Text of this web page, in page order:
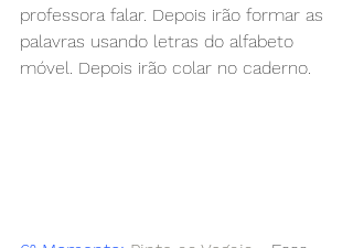
professora falar. Depois irão formar as
palavras usando letras do alfabeto
móvel. Depois irão colar no caderno.